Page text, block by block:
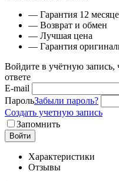
— Гарантия 12
— Возврат и обмен
— Лучшая цена
— Гарантия
Войдите в учётную
ответе
E-mail
ПарольЗабыли пароль?
Создать учетную запись
Запомнить
Войти
Характеристики
Отзывы